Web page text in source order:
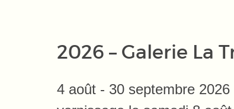
2026 – Galerie La
4 août - 30 septembre 2026